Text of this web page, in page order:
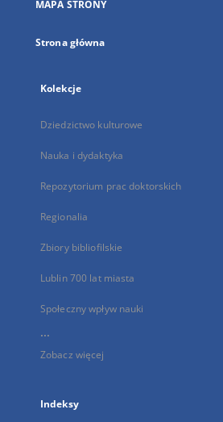
karcie
MAPA STRONY
Strona główna
Kolekcje
Dziedzictwo kulturowe
Nauka i dydaktyka
Repozytorium prac doktorskich
Regionalia
Zbiory bibliofilskie
Lublin 700 lat miasta
Społeczny wpływ nauki
...
Zobacz więcej
Indeksy